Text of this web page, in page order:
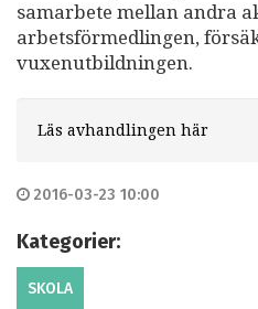
samarbete mellan andra
arbetsförmedlingen,
vuxenutbildningen.
Läs avhandlingen här
2016-03-23 10:00
Kategorier:
SKOLA